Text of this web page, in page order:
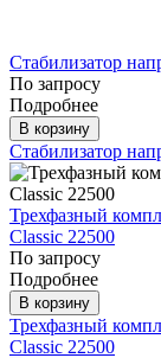
Стабилизатор
По запросу
Подробнее
В корзину
Стабилизатор
Трехфазный
Classic 22500
По запросу
Подробнее
В корзину
Трехфазный
Classic 22500